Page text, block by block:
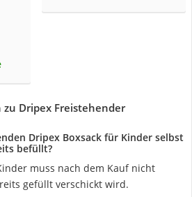
Dripex Freistehender
Dripex Boxsack für Kinder selbst
befüllt?
muss nach dem Kauf nicht
gefüllt verschickt wird.